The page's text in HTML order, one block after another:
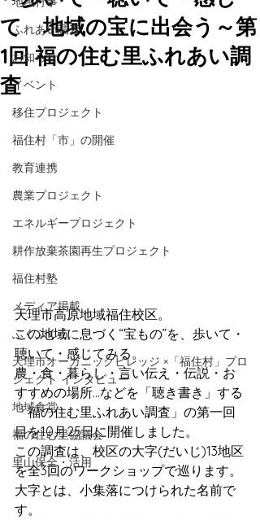
ふれあい調査
お知らせ
イベント
移住プロジェクト
福住村「市」の開催
教育連携
農業プロジェクト
エネルギープロジェクト
耕作放棄茶園再生プロジェクト
福住村塾
メディア掲載
ふくふく市
天理市オーガニックビレッジ ×「福住村」プロ
ジェクト インタビュー
地域食堂
福の住む里協議会
里山保全・活用
て 地域の宝に出会う～第
1回 福の住む里ふれあい調
査
天理市高原地域福住校区。
この地域に息づく“宝もの”を、歩いて・
聴いて・感じてみる。
農・食・暮らし・言い伝え・伝説・お
すすめの場所…などを「聴き書き」する
「福の住む里ふれあい調査」の第一回
目を10月25日に開催しました。
この調査は、校区の大字(だいじ)13地区
を全3回のワークショップで巡ります。
大字とは、小集落につけられた名前で
す。